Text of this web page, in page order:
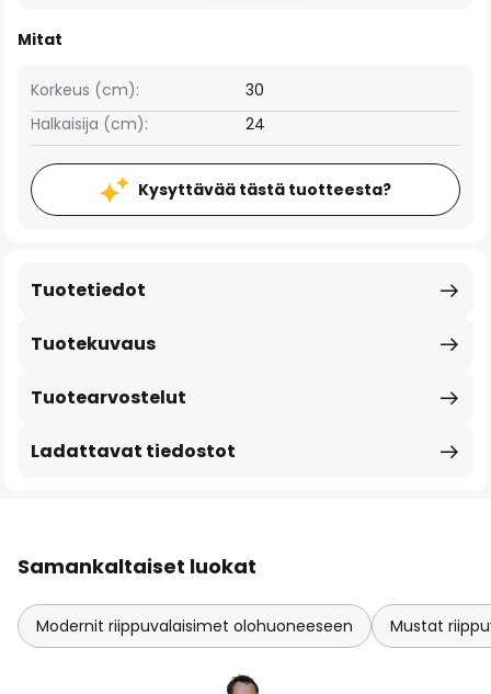
Mitat
Korkeus (cm):
30
Halkaisija (cm):
24
Kysyttävää tästä tuotteesta?
Tuotekuvaus
Tuotetiedot
Tuotearvostelut
Ladattavat tiedostot
Samankaltaiset luokat
Modernit riippuvalaisimet olohuoneeseen Mustat